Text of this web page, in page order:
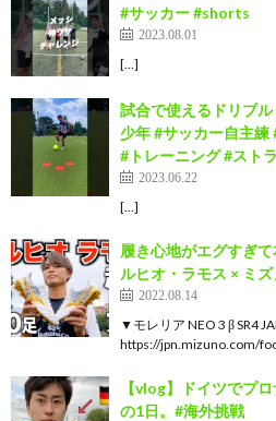
#サッカー #shorts
2023.08.01
[…]
試合で使えるドリブ
少年 #サッカー自主練
#トレーニング #スト
2023.06.22
[…]
履き心地がエグすぎ
ルヒオ・ラモス × ミズ
2022.08.14
▼モレリア NEO 3 β SR4
https://jpn.mizuno.com/
【vlog】ドイツでプ
の1日。#海外挑戦